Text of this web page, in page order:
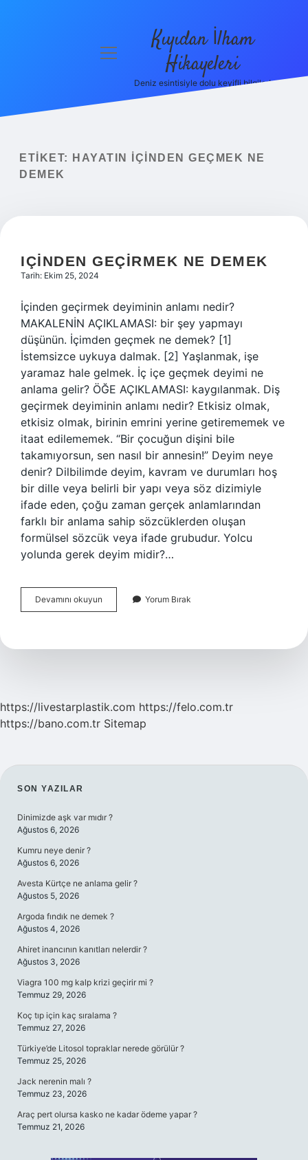
Yasal Uyarı
menüyü
Kıyıdan İlham
Hikayeleri
Deniz esintisiyle dolu keyifli bilgiler!
ETIKET:
HAYATIN IÇINDEN GEÇMEK NE
DEMEK
IÇINDEN GEÇIRMEK NE DEMEK
Tarih: Ekim 25, 2024
İçinden geçirmek deyiminin anlamı nedir?
MAKALENİN AÇIKLAMASI: bir şey yapmayı
düşünün. İçimden geçmek ne demek? [1]
İstemsizce uykuya dalmak. [2] Yaşlanmak, işe
yaramaz hale gelmek. İç içe geçmek deyimi ne
anlama gelir? ÖĞE AÇIKLAMASI: kaygılanmak. Diş
geçirmek deyiminin anlamı nedir? Etkisiz olmak,
etkisiz olmak, birinin emrini yerine getirememek ve
itaat edilememek. “Bir çocuğun dişini bile
takamıyorsun, sen nasıl bir annesin!” Deyim neye
denir? Dilbilimde deyim, kavram ve durumları hoş
bir dille veya belirli bir yapı veya söz dizimiyle
ifade eden, çoğu zaman gerçek anlamlarından
farklı bir anlama sahip sözcüklerden oluşan
formülsel sözcük veya ifade grubudur. Yolcu
yolunda gerek deyim midir?…
Devamını okuyun
Geçirmek
Yorum Bırak
https://livestarplastik.com https://felo.com.tr
https://bano.com.tr Sitemap
SIDEBAR
SON YAZILAR
Dinimizde aşk var mıdır ?
Ağustos 6, 2026
Kumru neye denir ?
Ağustos 6, 2026
Avesta Kürtçe ne anlama gelir ?
Ağustos 5, 2026
Argoda fındık ne demek ?
Ağustos 4, 2026
Ahiret inancının kanıtları nelerdir ?
Ağustos 3, 2026
Viagra 100 mg kalp krizi geçirir mi ?
Temmuz 29, 2026
Koç tıp için kaç sıralama ?
Temmuz 27, 2026
Türkiye’de Litosol topraklar nerede görülür ?
Temmuz 25, 2026
Jack nerenin malı ?
Temmuz 23, 2026
Araç pert olursa kasko ne kadar ödeme yapar ?
Temmuz 21, 2026